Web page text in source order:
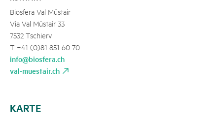
Biosfera Val Müstair
Via Val Müstair 33
7532 Tschierv
T +41 (0)81 851 60 70
info@biosfera.ch
val-muestair.ch
KARTE